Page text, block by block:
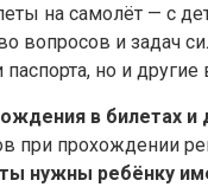
на самолёт — с
вопросов и задач
но и
в билетах и
при прохождении
нужны ребёнку